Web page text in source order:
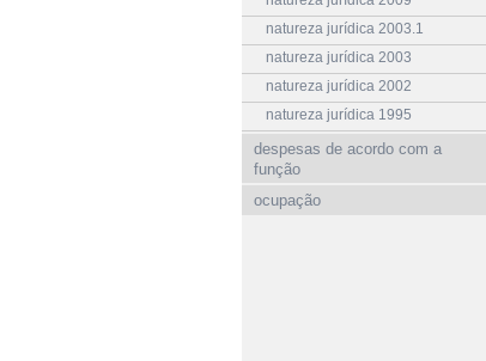
natureza jurídica 2003.1
natureza jurídica 2003
natureza jurídica 2002
natureza jurídica 1995
despesas de acordo com a
função
ocupação